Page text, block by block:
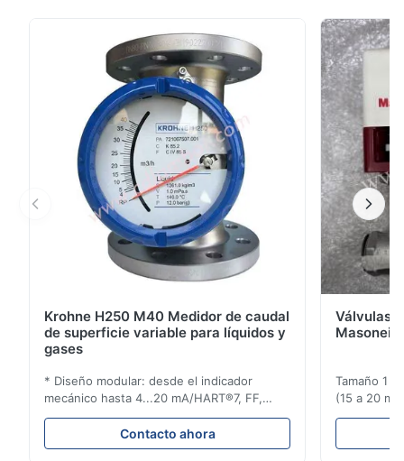
sedimentación seguros, económicos y eficientes. Le
proporciona valores medidos fiables en tiempo real
para un control rápido de válvulas y actuadores. ...
Krohne H250 M40 Medidor de caudal
de superficie variable para líquidos y
gases
* Diseño modular: desde el indicador
mecánico hasta 4...20 mA/HART®7, FF,
Profibus-PA y totalizador * Cualquier
posición de instalación: vertical, horizontal
o en tuberías descendentes * Flange:
Contacto ahora
Válvulas
Tamaño 1
(15 a 20
ensayo de